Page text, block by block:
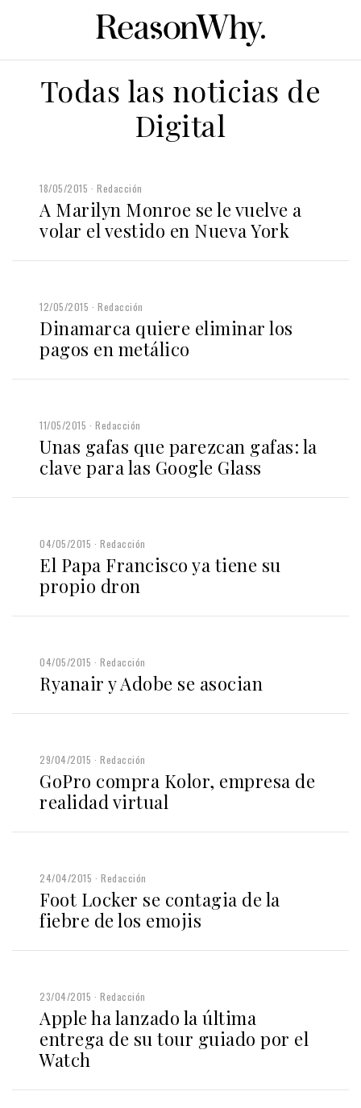
Todas las noticias de
Digital
18/05/2015 Redacción
A Marilyn Monroe se le vuelve a
volar el vestido en Nueva York
12/05/2015 Redacción
Dinamarca quiere eliminar los
pagos en metálico
11/05/2015 Redacción
Unas gafas que parezcan gafas: la
clave para las Google Glass
04/05/2015 Redacción
El Papa Francisco ya tiene su
propio dron
04/05/2015 Redacción
Ryanair y Adobe se asocian
29/04/2015 Redacción
GoPro compra Kolor, empresa de
realidad virtual
24/04/2015 Redacción
Foot Locker se contagia de la
fiebre de los emojis
23/04/2015 Redacción
Apple ha lanzado la última
entrega de su tour guiado por el
Watch